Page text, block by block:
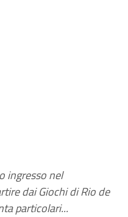
ingresso nel
dai Giochi di Rio de
particolari...